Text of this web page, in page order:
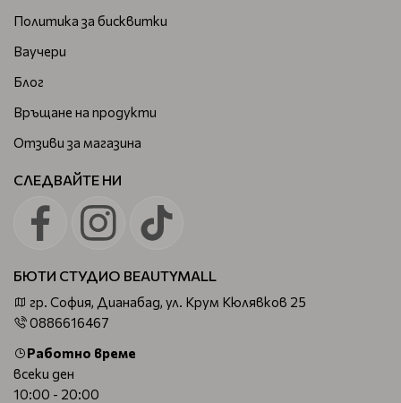
Политика за бисквитки
Ваучери
Блог
Връщане на продукти
Отзиви за магазина
СЛЕДВАЙТЕ НИ
БЮТИ СТУДИО BEAUTYMALL
гр. София, Дианабад, ул. Крум Кюлявков 25
0886616467
Работно време
всеки ден
10:00 - 20:00